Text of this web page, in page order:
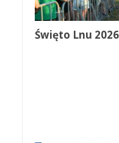
Święto Lnu 2026